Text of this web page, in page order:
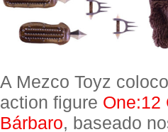
A Mezco Toyz
action figure One:12
Bárbaro, baseado